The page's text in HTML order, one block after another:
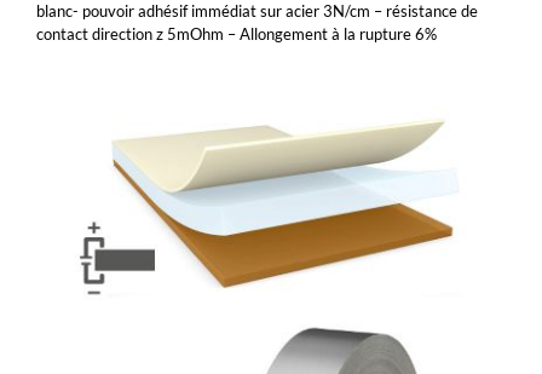
blanc- pouvoir adhésif immédiat sur acier 3N/cm – résistance de
contact direction z 5mOhm – Allongement à la rupture 6%